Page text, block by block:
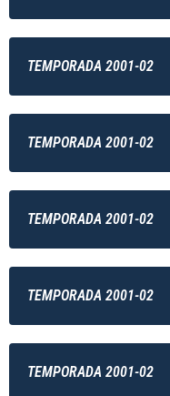
TEMPORADA 2001-02
TEMPORADA 2001-02
TEMPORADA 2001-02
TEMPORADA 2001-02
TEMPORADA 2001-02